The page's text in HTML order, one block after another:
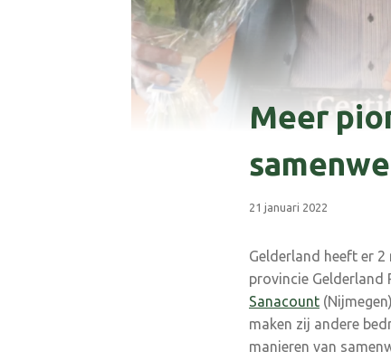
Meer
21 januari 2022
Gelderland heeft er
provincie Gelderland
Sanacount
maken zij andere
manieren van